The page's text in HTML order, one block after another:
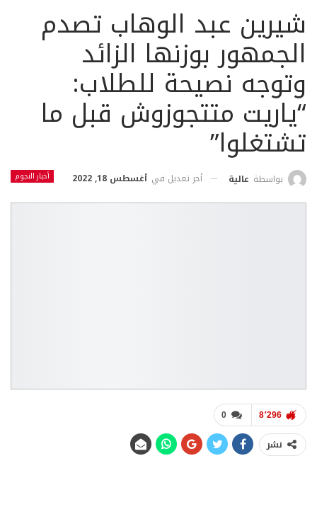
شيرين عبد الوهاب تصدم
الجمهور بوزنها الزائد
وتوجه نصيحة للطلاب:
“ياريت متتجوزوش قبل ما
تشتغلوا”
أخبار النجوم بواسطة عالية أخر تعديل في أغسطس 18, 2022
0 8٬296
نشر